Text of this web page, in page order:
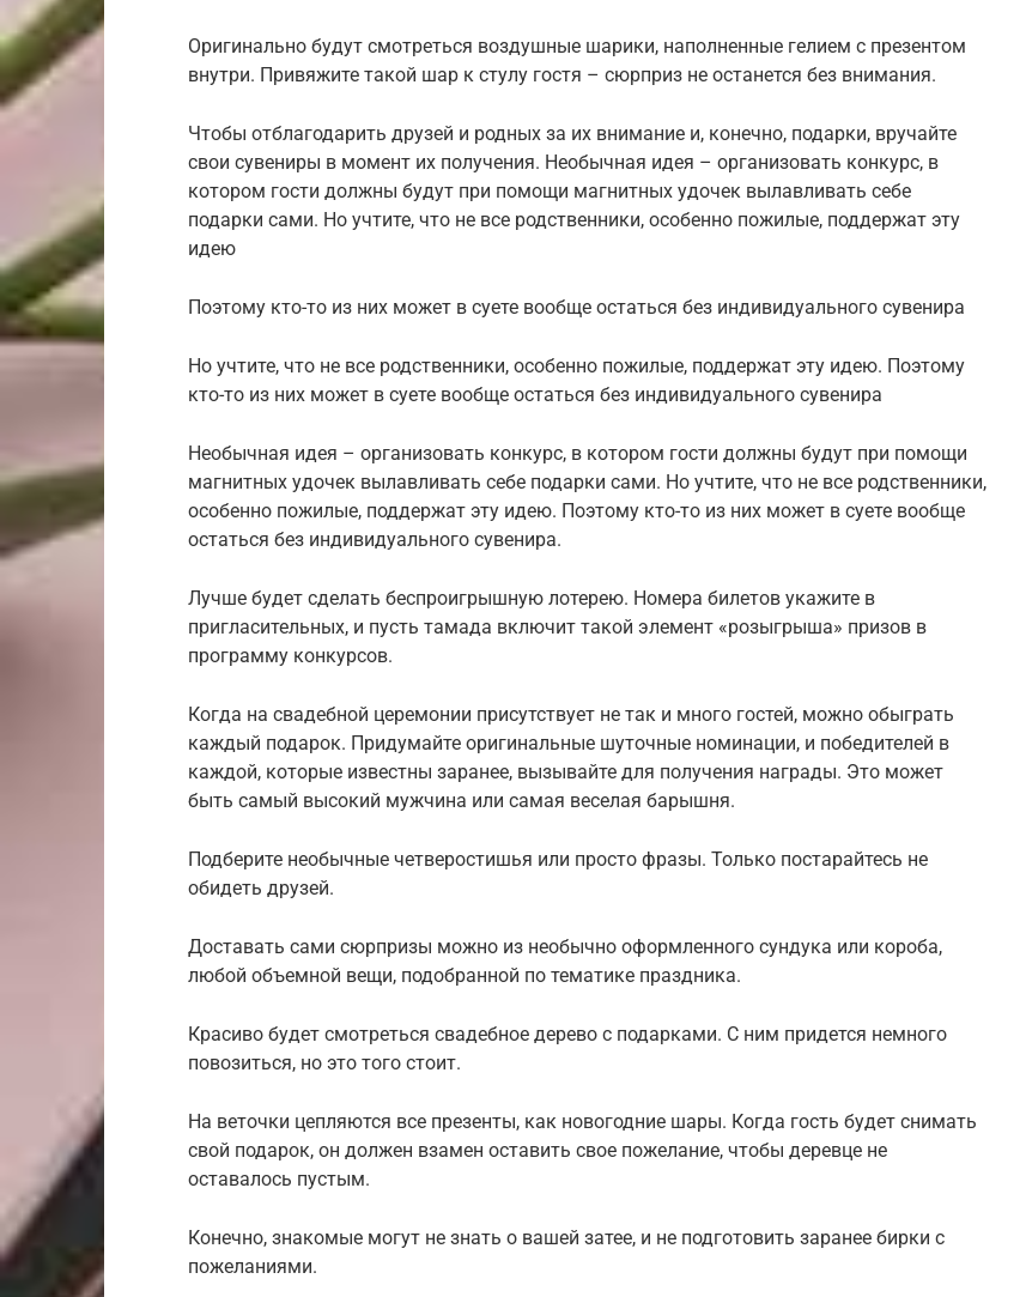
Оригинально будут смотреться воздушные шарики, наполненные гелием с презентом
внутри. Привяжите такой шар к стулу гостя – сюрприз не останется без внимания.
Чтобы отблагодарить друзей и родных за их внимание и, конечно, подарки, вручайте
свои сувениры в момент их получения. Необычная идея – организовать конкурс, в
котором гости должны будут при помощи магнитных удочек вылавливать себе
подарки сами. Но учтите, что не все родственники, особенно пожилые, поддержат эту
идею
Поэтому кто-то из них может в суете вообще остаться без индивидуального сувенира
Но учтите, что не все родственники, особенно пожилые, поддержат эту идею. Поэтому
кто-то из них может в суете вообще остаться без индивидуального сувенира
Необычная идея – организовать конкурс, в котором гости должны будут при помощи
магнитных удочек вылавливать себе подарки сами. Но учтите, что не все родственники,
особенно пожилые, поддержат эту идею. Поэтому кто-то из них может в суете вообще
остаться без индивидуального сувенира.
Лучше будет сделать беспроигрышную лотерею. Номера билетов укажите в
пригласительных, и пусть тамада включит такой элемент «розыгрыша» призов в
программу конкурсов.
Когда на свадебной церемонии присутствует не так и много гостей, можно обыграть
каждый подарок. Придумайте оригинальные шуточные номинации, и победителей в
каждой, которые известны заранее, вызывайте для получения награды. Это может
быть самый высокий мужчина или самая веселая барышня.
Подберите необычные четверостишья или просто фразы. Только постарайтесь не
обидеть друзей.
Доставать сами сюрпризы можно из необычно оформленного сундука или короба,
любой объемной вещи, подобранной по тематике праздника.
Красиво будет смотреться свадебное дерево с подарками. С ним придется немного
повозиться, но это того стоит.
На веточки цепляются все презенты, как новогодние шары. Когда гость будет снимать
свой подарок, он должен взамен оставить свое пожелание, чтобы деревце не
оставалось пустым.
Конечно, знакомые могут не знать о вашей затее, и не подготовить заранее бирки с
пожеланиями.